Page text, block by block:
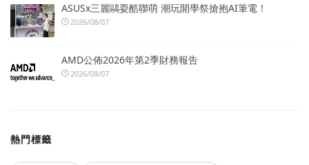
ASUSx三麗鷗耍酷聯萌 潮玩開學祭搶抱AI筆電！
2026/08/07
AMD公佈2026年第2季財務報告
2026/08/07
熱門標籤